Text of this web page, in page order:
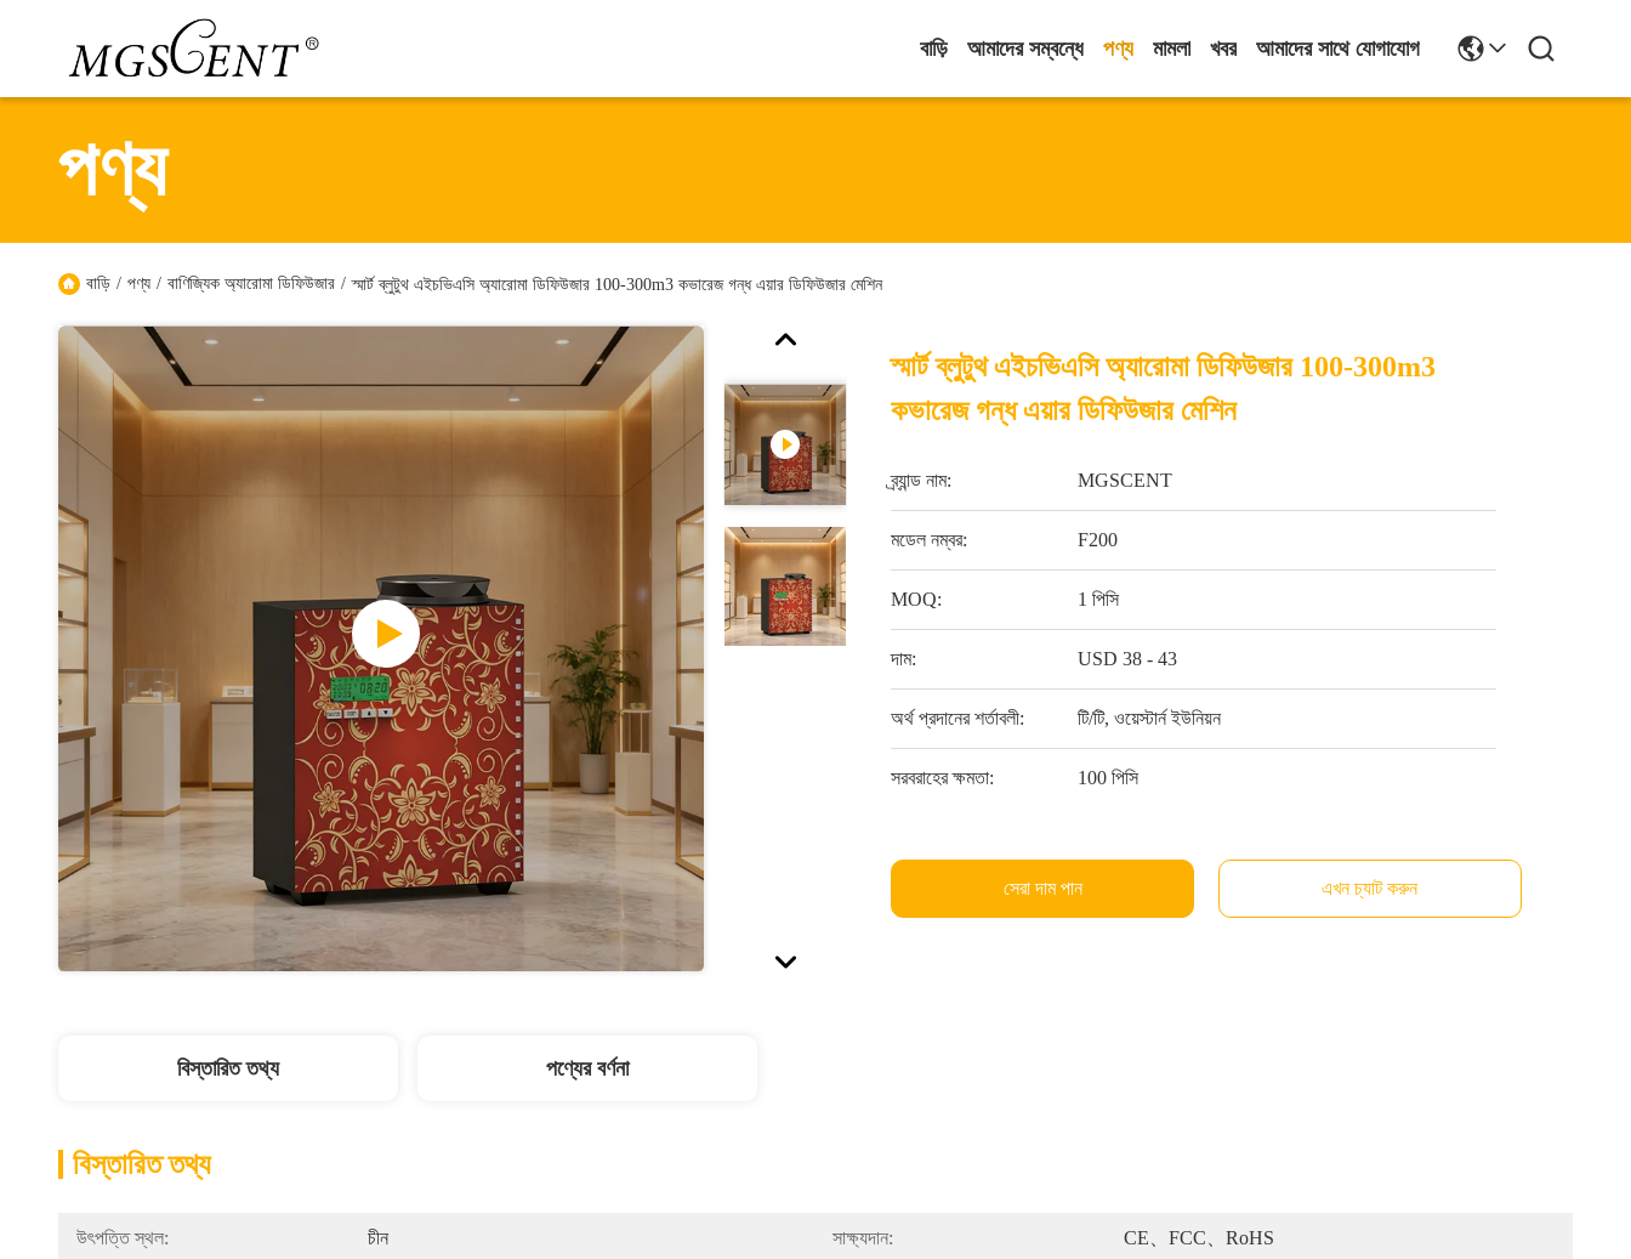
বাড়ি আমাদের সম্বন্ধে পণ্য মামলা খবর আমাদের সাথে যোগাযোগ
পণ্য
বাড়ি / পণ্য / বাণিজ্যিক অ্যারোমা ডিফিউজার / স্মার্ট ব্লুটুথ এইচভিএসি অ্যারোমা ডিফিউজার 100-300m3 কভারেজ গন্ধ এয়ার ডিফিউজার মেশিন
স্মার্ট ব্লুটুথ এইচভিএসি অ্যারোমা ডিফিউজার 100-300m3
কভারেজ গন্ধ এয়ার ডিফিউজার মেশিন
ব্র্যান্ড নাম: MGSCENT
মডেল নম্বর: F200
MOQ: 1 পিসি
দাম: USD 38 - 43
অর্থ প্রদানের শর্তাবলী: টি/টি, ওয়েস্টার্ন ইউনিয়ন
সরবরাহের ক্ষমতা: 100 পিসি
সেরা দাম পান এখন চ্যাট করুন
বিস্তারিত তথ্য পণ্যের বর্ণনা
বিস্তারিত তথ্য
উৎপত্তি স্থল: চীন সাক্ষ্যদান: CE、FCC、RoHS